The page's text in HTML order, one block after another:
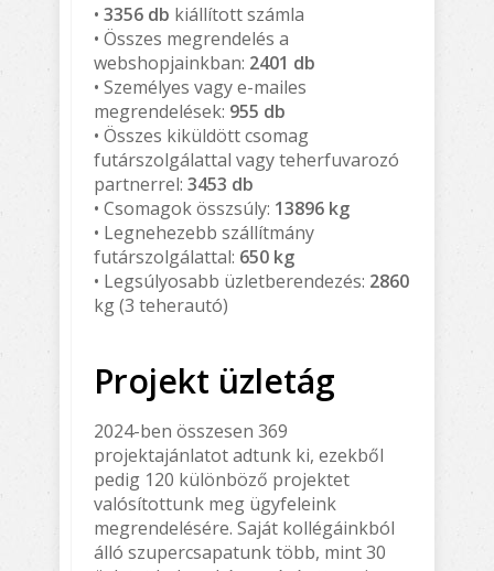
• 3356 db kiállított számla
• Összes megrendelés a
webshopjainkban: 2401 db
• Személyes vagy e-mailes
megrendelések: 955 db
• Összes kiküldött csomag
futárszolgálattal vagy teherfuvarozó
partnerrel: 3453 db
• Csomagok összsúly: 13896 kg
• Legnehezebb szállítmány
futárszolgálattal: 650 kg
• Legsúlyosabb üzletberendezés: 2860
kg (3 teherautó)
Projekt üzletág
2024-ben összesen 369
projektajánlatot adtunk ki, ezekből
pedig 120 különböző projektet
valósítottunk meg ügyfeleink
megrendelésére. Saját kollégáinkból
álló szupercsapatunk több, mint 30